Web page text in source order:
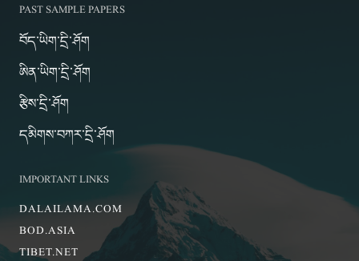
PAST SAMPLE PAPERS
བོད་ཡིག་དྲི་ཤོག
ཨིན་ཡིག་དྲི་ཤོག
རྩིས་དྲི་ཤོག
དམིགས་བཀར་དྲི་ཤོག
IMPORTANT LINKS
DALAILAMA.COM
BOD.ASIA
TIBET.NET